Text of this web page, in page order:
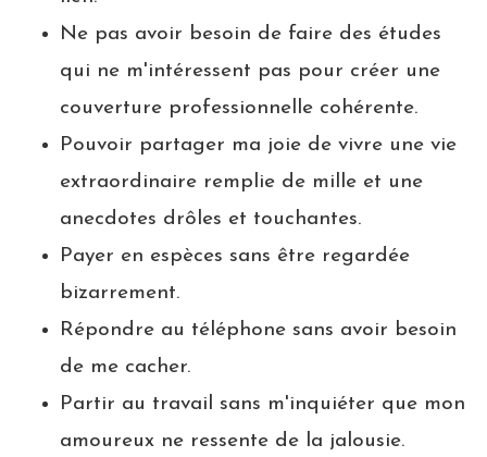
Ne pas avoir besoin de faire des études
qui ne m'intéressent pas pour créer une
couverture professionnelle cohérente.
Pouvoir partager ma joie de vivre une vie
extraordinaire remplie de mille et une
anecdotes drôles et touchantes.
Payer en espèces sans être regardée
bizarrement.
Répondre au téléphone sans avoir besoin
de me cacher.
Partir au travail sans m'inquiéter que mon
amoureux ne ressente de la jalousie.